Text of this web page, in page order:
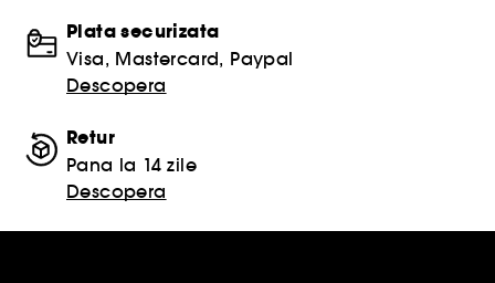
Plata securizata
Visa, Mastercard, Paypal
Descopera
Retur
Pana la 14 zile
Descopera